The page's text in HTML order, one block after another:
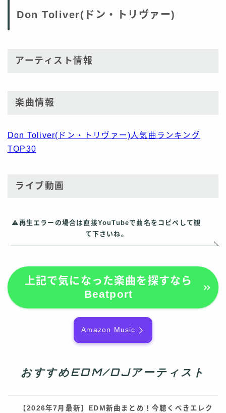
Don Toliver(ドン・トリヴァー)
アーティスト情報
楽曲情報
Don Toliver(ドン・トリヴァー)人気曲ランキング
TOP30
ライブ動画
再生エラーの場合は直接YouTubeで曲名をコピペして観
て下さいね。
上記で気になった楽曲を探すなら
Beatport
Amazon Music
おすすめEDM/DJアーティスト
【2026年7月最新】EDM新曲まとめ！今聴くべきエレク